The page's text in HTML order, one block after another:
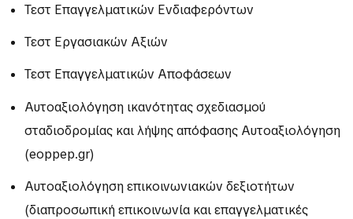
Τεστ Επαγγελματικών Ενδιαφερόντων
Τεστ Εργασιακών Αξιών
Τεστ Επαγγελματικών Αποφάσεων
Aυτοαξιολόγηση ικανότητας σχεδιασμού
σταδιοδρομίας και λήψης απόφασης Αυτοαξιολόγηση
(eoppep.gr)
Aυτοαξιολόγηση επικοινωνιακών δεξιοτήτων
(διαπροσωπική επικοινωνία και επαγγελματικές